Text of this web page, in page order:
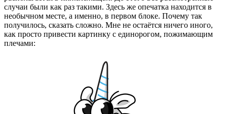
случаи были как раз такими. Здесь же опечатка находится в
необычном месте, а именно, в первом блоке. Почему так
получилось, сказать сложно. Мне не остаётся ничего иного,
как просто привести картинку с единорогом, пожимающим
плечами: